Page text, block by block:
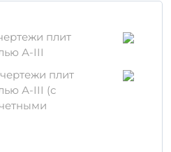
диаметре, 8 см в
варианты 1,048 м³
армирующие
плит
А-III
плит
А-III (с